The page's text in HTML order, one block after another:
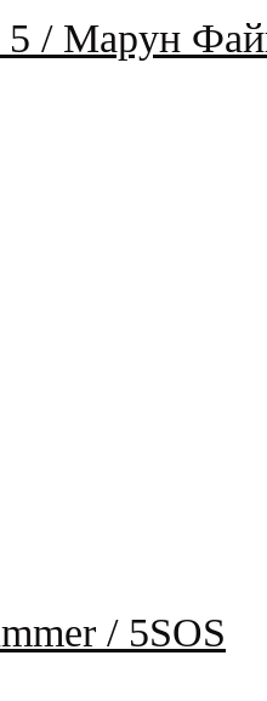
5 / Марун
/ 5SOS